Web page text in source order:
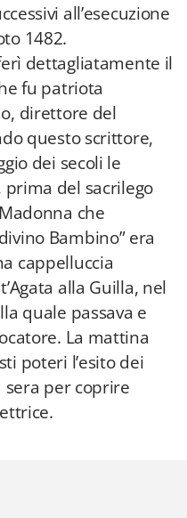
all’esecuzione
1482.
dettagliatamente il
fu patriota
direttore del
questo scrittore,
dei secoli le
del sacrilego
che
Bambino” era
cappelluccia
alla Guilla, nel
quale passava e
La mattina
poteri l’esito dei
sera per coprire